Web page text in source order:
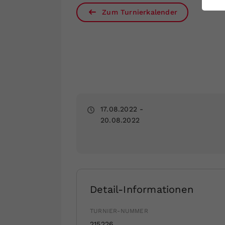
Zum Turnierkalender
17.08.2022 -
20.08.2022
Detail-Informationen
TURNIER-NUMMER